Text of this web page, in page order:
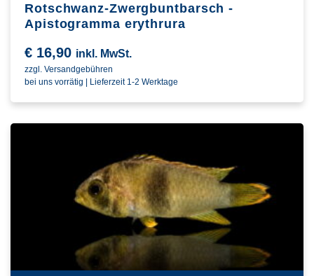
Rotschwanz-Zwergbuntbarsch -
Apistogramma erythrura
€ 16,90 inkl. MwSt.
zzgl. Versandgebühren
bei uns vorrätig | Lieferzeit 1-2 Werktage